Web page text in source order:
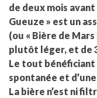
de deux mois
Gueuze » est un
(ou « Bière de Mars
plutôt léger, et de
Le tout bénéficiant
spontanée et
La bière n’est ni